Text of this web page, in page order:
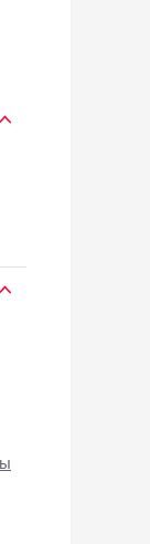
соусе - фото